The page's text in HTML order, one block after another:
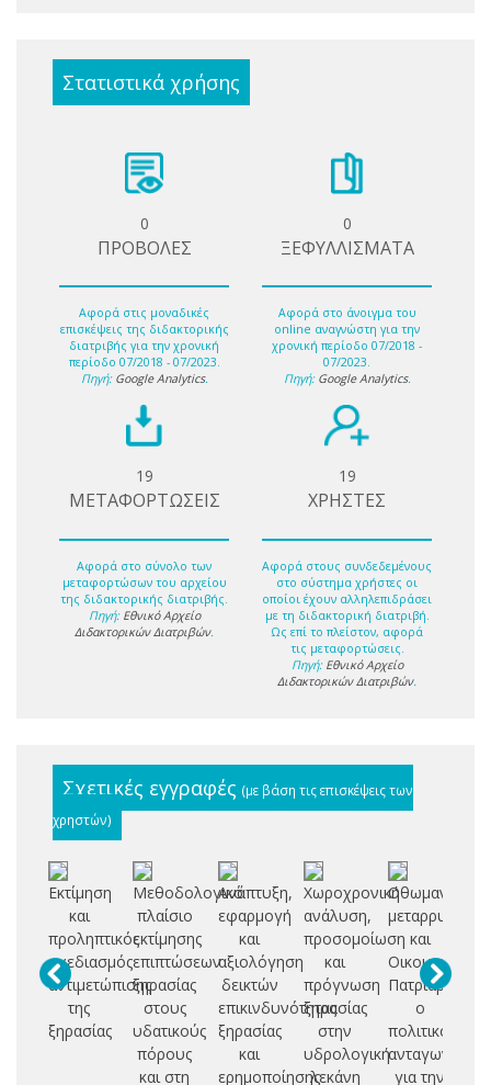
Στατιστικά χρήσης
0
ΠΡΟΒΟΛΕΣ
Αφορά στις μοναδικές
επισκέψεις της διδακτορικής
διατριβής για την χρονική
περίοδο 07/2018 - 07/2023.
Πηγή: Google Analytics.
0
ΞΕΦΥΛΛΙΣΜΑΤΑ
Αφορά στο άνοιγμα του
online αναγνώστη για την
χρονική περίοδο 07/2018 -
07/2023.
Πηγή: Google Analytics.
19
ΜΕΤΑΦΟΡΤΩΣΕΙΣ
Αφορά στο σύνολο των
μεταφορτώσων του αρχείου
της διδακτορικής διατριβής.
Πηγή: Εθνικό Αρχείο
Διδακτορικών Διατριβών.
19
ΧΡΗΣΤΕΣ
Αφορά στους συνδεδεμένους
στο σύστημα χρήστες οι
οποίοι έχουν αλληλεπιδράσει
με τη διδακτορική διατριβή.
Ως επί το πλείστον, αφορά
τις μεταφορτώσεις.
Πηγή: Εθνικό Αρχείο
Διδακτορικών Διατριβών.
Σχετικές εγγραφές (με βάση τις επισκέψεις των
χρηστών)
Εκτίμηση
και
προληπτικός
σχεδιασμός
αντιμετώπισης
της
ξηρασίας
Μεθοδολογικό
πλαίσιο
εκτίμησης
επιπτώσεων
ξηρασίας
στους
υδατικούς
πόρους
και στη
Ανάπτυξη,
εφαρμογή
και
αξιολόγηση
δεικτών
επικινδυνότητας
ξηρασίας
και
ερημοποίησης
Χωροχρονική
ανάλυση,
προσομοίωση
και
πρόγνωση
ξηρασίας
στην
υδρολογική
λεκάνη
Οθωμανικές
και
Οικουμενικό
Πατριαρχείο:
ο
πολιτικός
ανταγωνισμός
για την